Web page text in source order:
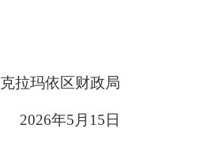
克拉玛依 区财政局
2026年5 月 15日